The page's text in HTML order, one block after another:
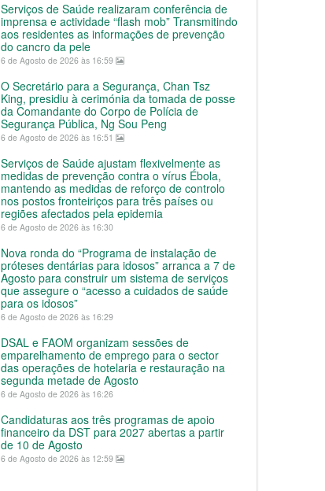
Serviços de Saúde realizaram conferência de
imprensa e actividade “flash mob” Transmitindo
aos residentes as informações de prevenção
do cancro da pele
6 de Agosto de 2026 às 16:59
O Secretário para a Segurança, Chan Tsz
King, presidiu à cerimónia da tomada de posse
da Comandante do Corpo de Polícia de
Segurança Pública, Ng Sou Peng
6 de Agosto de 2026 às 16:51
Serviços de Saúde ajustam flexivelmente as
medidas de prevenção contra o vírus Ébola,
mantendo as medidas de reforço de controlo
nos postos fronteiriços para três países ou
regiões afectados pela epidemia
6 de Agosto de 2026 às 16:30
Nova ronda do “Programa de instalação de
próteses dentárias para idosos” arranca a 7 de
Agosto para construir um sistema de serviços
que assegure o “acesso a cuidados de saúde
para os idosos”
6 de Agosto de 2026 às 16:29
DSAL e FAOM organizam sessões de
emparelhamento de emprego para o sector
das operações de hotelaria e restauração na
segunda metade de Agosto
6 de Agosto de 2026 às 16:26
Candidaturas aos três programas de apoio
financeiro da DST para 2027 abertas a partir
de 10 de Agosto
6 de Agosto de 2026 às 12:59